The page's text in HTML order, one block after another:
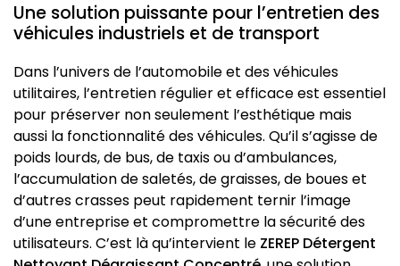
Une solution puissante pour l’entretien des
véhicules industriels et de transport
Dans l’univers de l’automobile et des véhicules
utilitaires, l’entretien régulier et efficace est essentiel
pour préserver non seulement l’esthétique mais
aussi la fonctionnalité des véhicules. Qu’il s’agisse de
poids lourds, de bus, de taxis ou d’ambulances,
l’accumulation de saletés, de graisses, de boues et
d’autres crasses peut rapidement ternir l’image
d’une entreprise et compromettre la sécurité des
utilisateurs. C’est là qu’intervient le ZEREP Détergent